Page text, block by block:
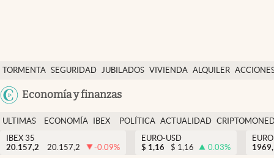
TORMENTA SEGURIDAD JUBILADOS VIVIENDA ALQUILER
Economía y finanzas
Economía y finanzas
Política
Actualidad
Criptomonedas
ULTIMAS
NOTICIAS
ECONOMÍA
FINANZAS
IBEX
EURO
POLÍTICA ACTUALIDAD
IBEX 35
20.157,2
20.157,2 -0.09%
EURO-USD
$ 1,16 $ 1,16 0.03%